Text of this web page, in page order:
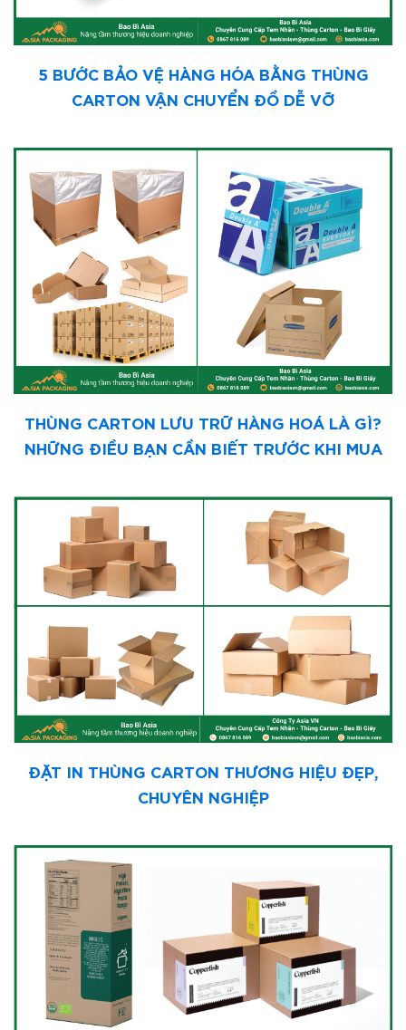
5 BƯỚC BẢO VỆ HÀNG HÓA BẰNG THÙNG
CARTON VẬN CHUYỂN ĐỒ DỄ VỠ
THÙNG CARTON LƯU TRỮ HÀNG HOÁ LÀ GÌ?
NHỮNG ĐIỀU BẠN CẦN BIẾT TRƯỚC KHI MUA
ĐẶT IN THÙNG CARTON THƯƠNG HIỆU ĐẸP,
CHUYÊN NGHIỆP